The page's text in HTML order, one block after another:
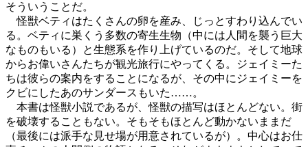
そういうことだ。
怪獣ベティはたくさんの卵を産み、じっとすわり込んでい
る。ベティに巣くう多数の寄生生物（中には人間を襲う巨大
なものもいる）と生態系を作り上げているのだ。そして地球
からお偉いさんたちが観光旅行にやってくる。ジェイミーた
ちは彼らの案内をすることになるが、その中にジェイミーを
クビにしたあのサンダースもいた……。
本書は怪獣小説であるが、怪獣の描写はほとんどない。街
を破壊することもない。そもそもほとんど動かないままだ
（最後には派手な見せ場が用意されているが）。中心はお仕